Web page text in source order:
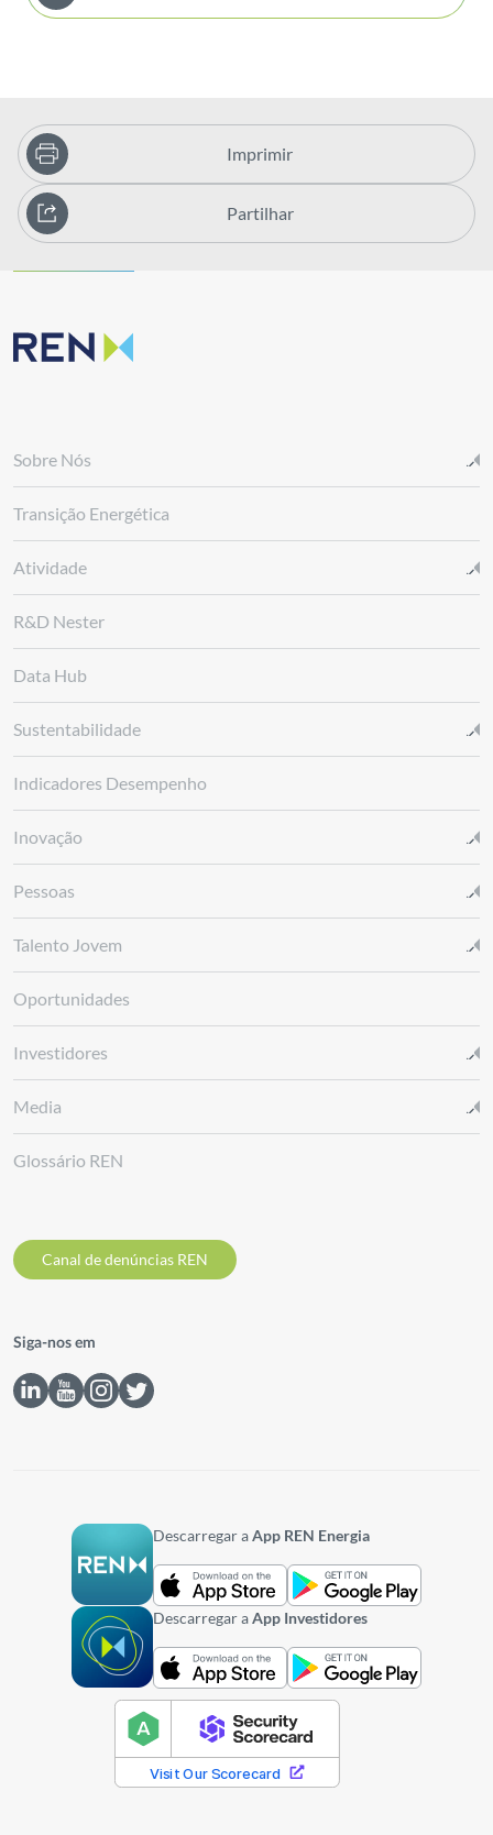
Imprimir
Partilhar
Sobre Nós
Transição Energética
Atividade
R&D Nester
Data Hub
Sustentabilidade
Indicadores Desempenho
Inovação
Pessoas
Talento Jovem
Oportunidades
Investidores
Media
Glossário REN
Canal de denúncias REN
Siga-nos em
Descarregar aApp REN Energia
Descarregar aApp Investidores